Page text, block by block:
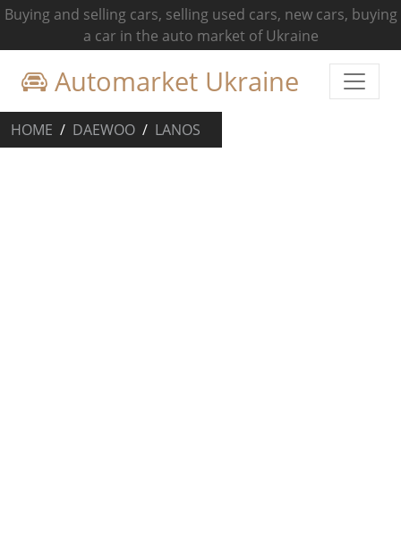
Buying and selling cars, selling used cars, new cars, buying
a car in the auto market of Ukraine
Automarket Ukraine
HOME DAEWOO LANOS